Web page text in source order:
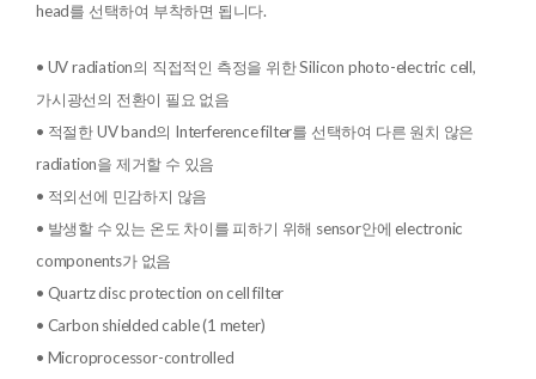
head를 선택하여 부착하면 됩니다.
• UV radiation의 직접적인 측정을 위한 Silicon photo-electric cell,
가시광선의 전환이 필요 없음
• 적절한 UV band의 Interference filter를 선택하여 다른 원치 않은
radiation을 제거할 수 있음
• 적외선에 민감하지 않음
• 발생할 수 있는 온도 차이를 피하기 위해 sensor안에 electronic
components가 없음
• Quartz disc protection on cell filter
• Carbon shielded cable (1 meter)
• Microprocessor-controlled